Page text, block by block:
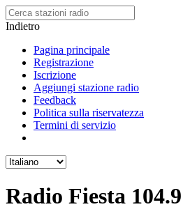
Indietro
Pagina principale
Registrazione
Iscrizione
Aggiungi stazione radio
Feedback
Politica sulla riservatezza
Termini di servizio
Radio Fiesta